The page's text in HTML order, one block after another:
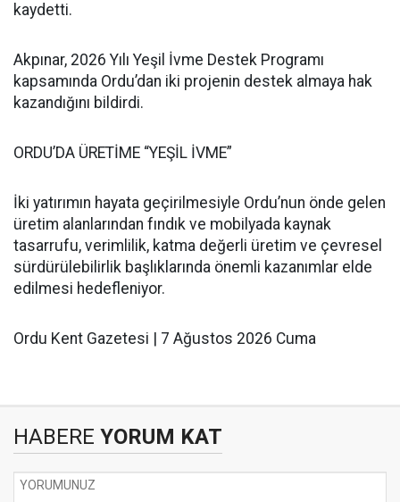
kaydetti.
Akpınar, 2026 Yılı Yeşil İvme Destek Programı
kapsamında Ordu’dan iki projenin destek almaya hak
kazandığını bildirdi.
ORDU’DA ÜRETİME “YEŞİL İVME”
İki yatırımın hayata geçirilmesiyle Ordu’nun önde gelen
üretim alanlarından fındık ve mobilyada kaynak
tasarrufu, verimlilik, katma değerli üretim ve çevresel
sürdürülebilirlik başlıklarında önemli kazanımlar elde
edilmesi hedefleniyor.
Ordu Kent Gazetesi | 7 Ağustos 2026 Cuma
HABERE YORUM KAT